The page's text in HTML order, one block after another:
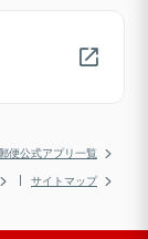
便公式アプリ一覧
サイトマップ